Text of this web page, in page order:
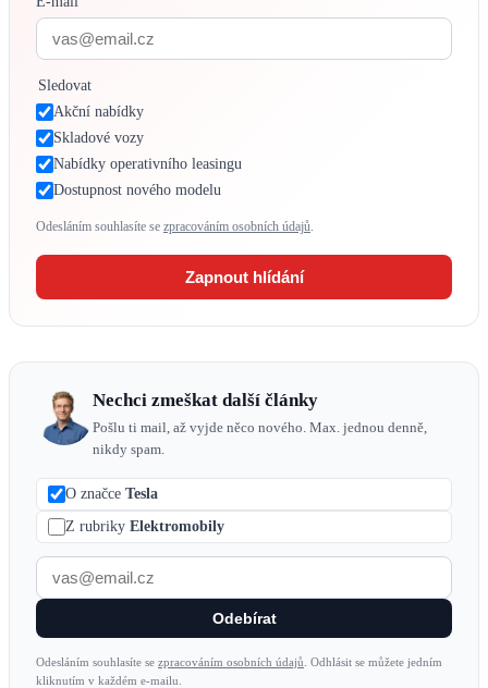
Sledovat
Akční nabídky
Skladové vozy
Nabídky operativního leasingu
Dostupnost nového modelu
Odesláním souhlasíte se zpracováním osobních údajů
Zapnout hlídání
Nechci zmeškat další články
Pošlu ti mail, až vyjde něco nového. Max. jednou denně,
nikdy spam.
O značce Tesla
Z rubriky Elektromobily
Odebírat
Odesláním souhlasíte se zpracováním osobních údajů . Odhlásit se můžete jedním
kliknutím v každém e-mailu.